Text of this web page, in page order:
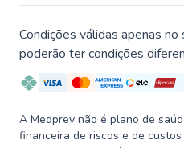
Condições válidas apenas
poderão ter condições
A Medprev não é plano de
financeira de riscos e de